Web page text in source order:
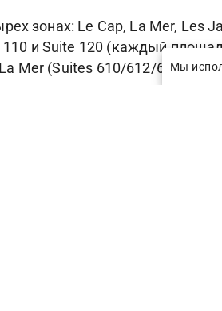
зонах: Le Cap, La Mer, Les
и Suite 120 (каждый
Mer (Suites 610/612/614),
стиле; здесь
Мы